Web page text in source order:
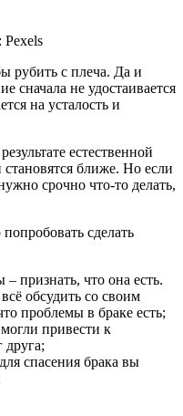
рубить с плеча. Да и
сначала не удостаивается
на усталость и
естественной
ближе. Но если
срочно что-то делать,
сделать
признать, что она есть.
обсудить со своим
проблемы в браке есть;
привести к
друга;
спасения брака вы